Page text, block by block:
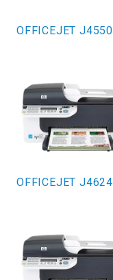
OFFICEJET J4550
OFFICEJET J4624